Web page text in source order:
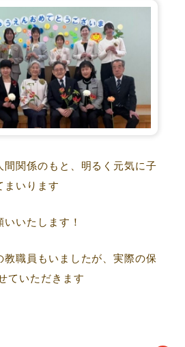
間関係のもと、明るく元気に子
まいります
いたします！
教職員もいましたが、実際の保
ていただきます